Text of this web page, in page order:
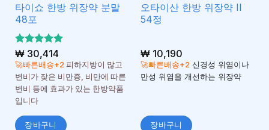
타이쇼 한방 위장약 분말
48포
5 중에서
5로 평가
됨
₩30,414
🚀빠른배송+2 피하지방이 많고
변비가 잦은 비만증, 비만에 따른
변비 등에 효과가 있는 한방약품
입니다
장바구니
오타이산 한방 위장약 II
54정
₩10,190
🚀빠른배송+2 신경성 위염이나
만성 위염을 개선하는 위장약
장바구니